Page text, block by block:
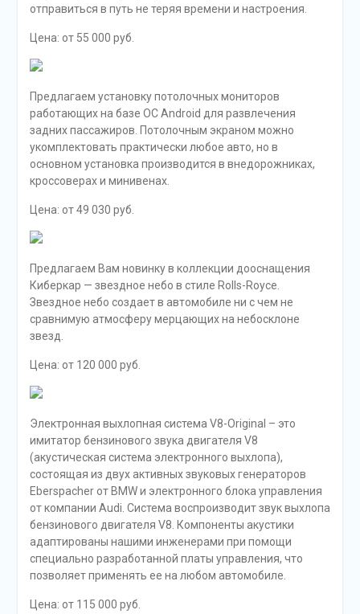
отправиться в путь не теряя времени и настроения.
Цена: от 55 000 руб.
Предлагаем установку потолочных мониторов
работающих на базе ОС Android для развлечения
задних пассажиров. Потолочным экраном можно
укомплектовать практически любое авто, но в
основном установка производится в внедорожниках,
кроссоверах и минивенах.
Цена: от 49 030 руб.
Предлагаем Вам новинку в коллекции дооснащения
Киберкар — звездное небо в стиле Rolls-Royce.
Звездное небо создает в автомобиле ни с чем не
сравнимую атмосферу мерцающих на небосклоне
звезд.
Цена: от 120 000 руб.
Электронная выхлопная система V8-Original – это
имитатор бензинового звука двигателя V8
(акустическая система электронного выхлопа),
состоящая из двух активных звуковых генераторов
Eberspacher от BMW и электронного блока управления
от компании Audi. Система воспроизводит звук выхлопа
бензинового двигателя V8. Компоненты акустики
адаптированы нашими инженерами при помощи
специально разработанной платы управления, что
позволяет применять ее на любом автомобиле.
Цена: от 115 000 руб.